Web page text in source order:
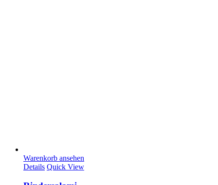
Warenkorb ansehen
Details Quick View